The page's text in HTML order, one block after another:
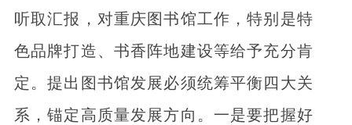
听取汇报，对重庆图书馆工作，特别是特
色品牌打造、书香阵地建设等给予充分肯
定。提出图书馆发展必须统筹平衡四大关
系，锚定高质量发展方向。一是要把握好